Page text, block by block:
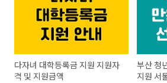
다자녀 대학등록금 지원 지원자
격 및 지원금액
부산 청
지원 서